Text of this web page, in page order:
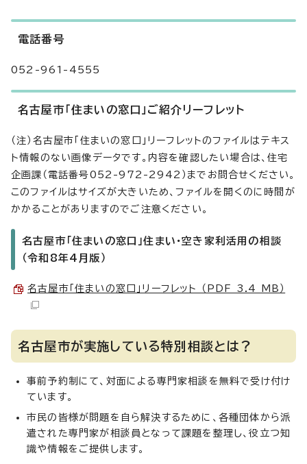
電話番号
052-961-4555
名古屋市「住まいの窓口」ご紹介リーフレット
（注）名古屋市「住まいの窓口」リーフレットのファイルはテキス
ト情報のない画像データです。内容を確認したい場合は、住宅
企画課（電話番号052-972-2942）までお問合せください。
このファイルはサイズが大きいため、ファイルを開くのに時間が
かかることがありますのでご注意ください。
名古屋市「住まいの窓口」住まい・空き家利活用の相談
（令和8年4月版）
名古屋市「住まいの窓口」リーフレット （PDF 3.4 MB）
名古屋市が実施している特別相談とは？
事前予約制にて、対面による専門家相談を無料で受け付け
ています。
市民の皆様が問題を自ら解決するために、各種団体から派
遣された専門家が相談員となって課題を整理し、役立つ知
識や情報をご提供します。